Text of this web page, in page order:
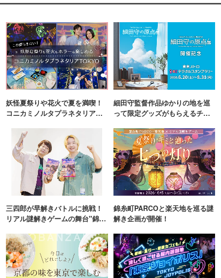
妖怪夏祭りや花火で夏を満喫！
コニカミノルタプラネタリア
細田守監督作品ゆかりの地を巡
って限定グッズがもらえるチャ
三四郎が早解きバトルに挑戦！
リアル謎解きゲームの舞台"錦糸
錦糸町PARCOと楽天地を巡る謎
解き企画が開催！